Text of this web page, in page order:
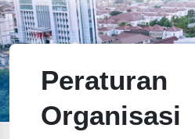
Peraturan
Organisasi